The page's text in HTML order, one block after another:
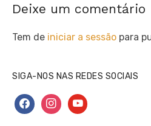
Deixe um comentário
Tem de iniciar a sessão para
SIGA-NOS NAS REDES SOCIAIS
facebookinstagramyoutube